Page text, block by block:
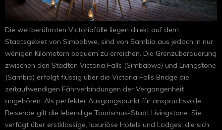
Die weltberühmten Victoriafälle liegen direkt auf dem
Staatsgebiet von Simbabwe, sind von Sambia aus jedoch in nur
wenigen Kilometern bequem zu erreichen. Die Grenzüberquerung
zwischen den Städten Victoria Falls (Simbabwe) und Livingstone
(Sambia) erfolgt flüssig über die Victoria Falls Bridge die
zeitaufwendigen Fährverbindungen der Vergangenheit
angehören. Als perfekter Ausgangspunkt für anspruchsvolle
Reisende gilt die lebendige Tourismus-Stadt Livingstone: Sie
verfügt über erstklassige, luxuriöse Hotels und Lodges, die sich